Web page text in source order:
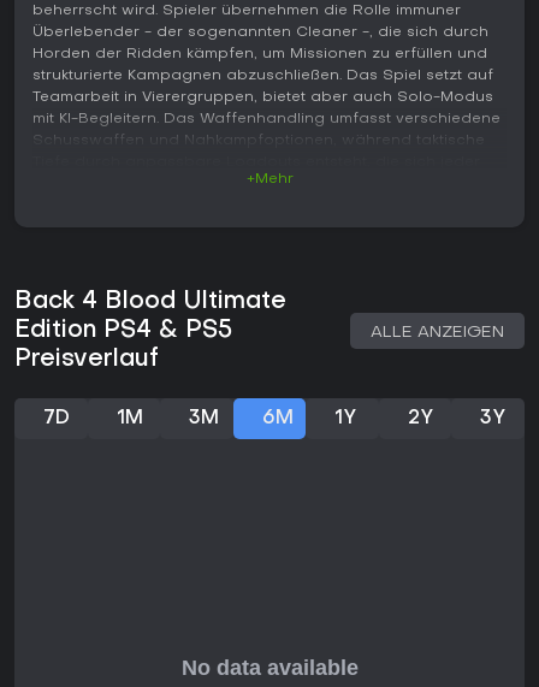
beherrscht wird. Spieler übernehmen die Rolle immuner
Überlebender - der sogenannten Cleaner -, die sich durch
Horden der Ridden kämpfen, um Missionen zu erfüllen und
strukturierte Kampagnen abzuschließen. Das Spiel setzt auf
Teamarbeit in Vierergruppen, bietet aber auch Solo-Modus
mit KI-Begleitern. Das Waffenhandling umfasst verschiedene
Schusswaffen und Nahkampfoptionen, während taktische
Gameplay
bezeichnetes KI-System beobachtet das Spielerverhalten
und passt Gegner-Spawns, Item-Platzierung und
Umweltgefahren in Echtzeit an, um Spannung zu erzeugen,
ohne dass es sich nach festen Abläufen anfühlt. Dadurch
unterschiedliche Durchläufe, da Gegnerdichte und
+Mehr
Back 4 Blood Ultimate
Edition PS4 & PS5
Preisverlauf
ALLE ANZEIGEN
7D 1M 3M 6M 1Y 2Y 3Y